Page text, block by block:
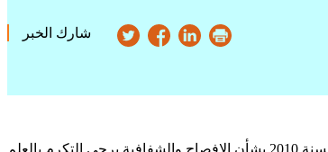
شارك الخبر